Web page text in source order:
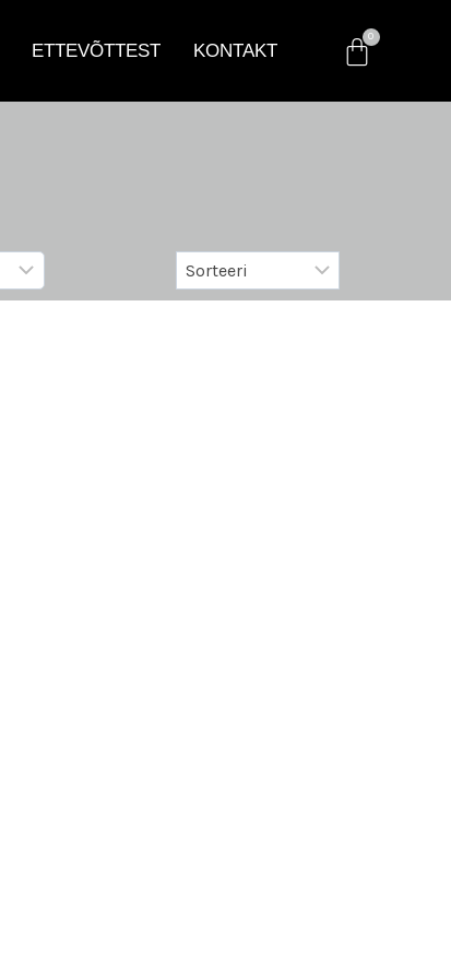
ETTEVÕTTEST KONTAKT